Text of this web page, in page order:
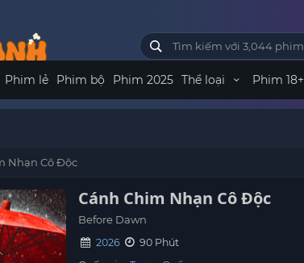
Phim lẻ Phim bộ Phim 2025 Thể loại Phim 18+
Nhạn Cô Độc
Cánh Chim Nhạn Cô Độc
Before Dawn
2026
90 Phút